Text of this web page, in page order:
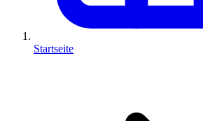
Startseite